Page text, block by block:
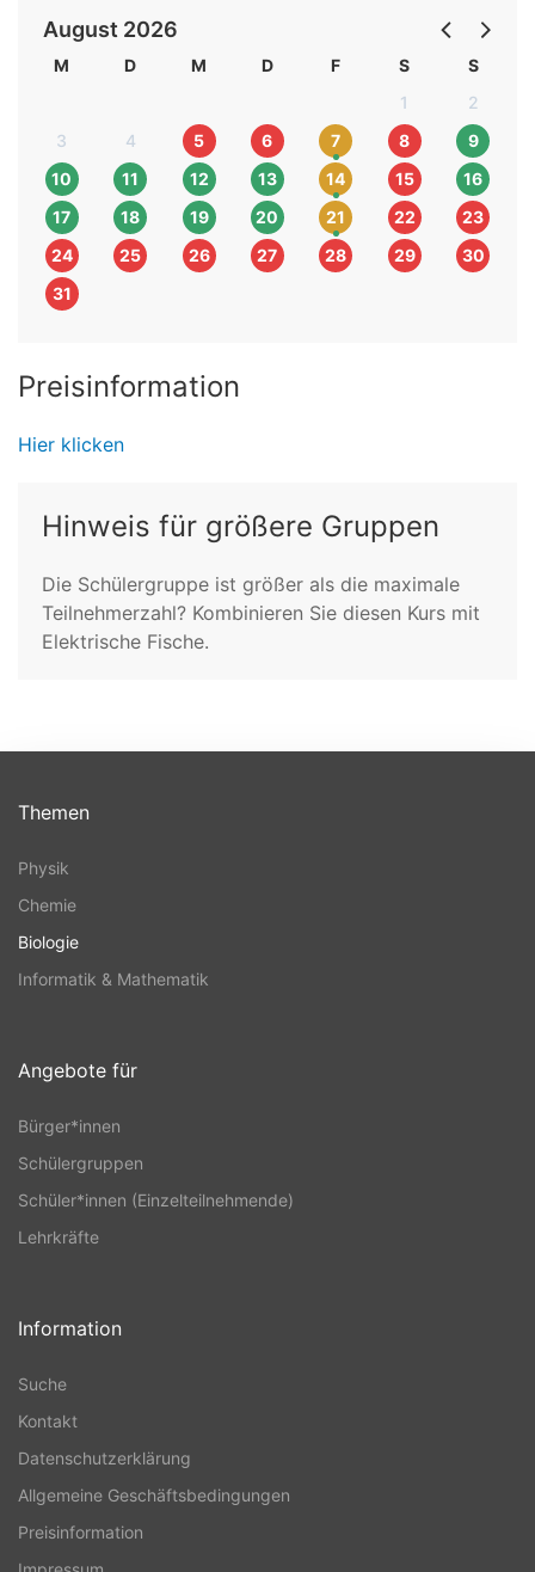
August 2026
M D M D F S
S
1
2
3
4 5 6 7 8
9
10
11 12 13 14 15
16
17
18 19 20 21 22
23
24
25 26 27 28 29
30
31
Preisinformation
Hier klicken
Hinweis für größere Gruppen
Die Schülergruppe ist größer als die maximale
Teilnehmerzahl? Kombinieren Sie diesen Kurs mit
Elektrische Fische.
Themen
Physik
Chemie
Biologie
Informatik & Mathematik
Angebote für
Bürger*innen
Schülergruppen
Schüler*innen (Einzelteilnehmende)
Lehrkräfte
Information
Suche
Kontakt
Datenschutzerklärung
Allgemeine Geschäftsbedingungen
Preisinformation